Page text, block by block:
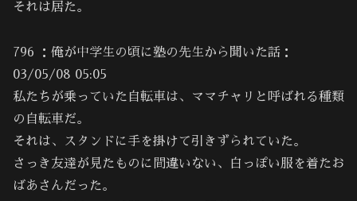
それは居た。
796 ：俺が中学生の頃に塾の先生から聞いた話：
03/05/08 05:05
私たちが乗っていた自転車は、ママチャリと呼ばれる種類
の自転車だ。
それは、スタンドに手を掛けて引きずられていた。
さっき友達が見たものに間違いない、白っぽい服を着たお
ばあさんだった。